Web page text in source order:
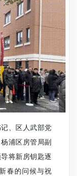
、区人武部党
浦区房管局副
将新房钥匙逐
春的问候与祝